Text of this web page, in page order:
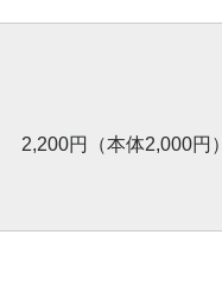
2,200円（本体2,000円）